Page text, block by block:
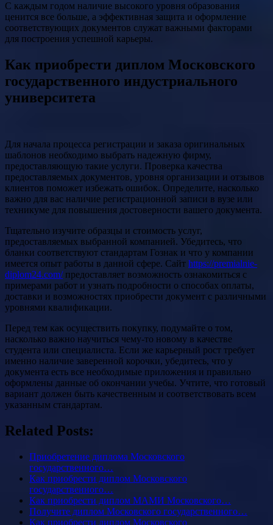
С каждым годом наличие высокого уровня образования
ценится все больше, а эффективная защита и оформление
соответствующих документов служат важными факторами
для построения успешной карьеры.
Как приобрести диплом Московского
государственного индустриального
университета
Для начала процесса регистрации и заказа оригинальных
шаблонов необходимо выбрать надежную фирму,
предоставляющую такие услуги. Проверка качества
предоставляемых документов, уровня организации и отзывов
клиентов поможет избежать ошибок. Определите, насколько
важно для вас наличие регистрационной записи в вузе или
техникуме для повышения достоверности вашего документа.
Тщательно изучите образцы и стоимость услуг,
предоставляемых выбранной компанией. Убедитесь, что
бланки соответствуют стандартам Гознак и что у компании
имеется опыт работы в данной сфере. Сайт https://premialnie-
diplom24.com/предоставляет возможность ознакомиться с
примерами работ и узнать подробности о способах оплаты,
доставки и возможностях приобрести документ с различными
уровнями квалификации.
Перед тем как осуществить покупку, подумайте о том,
насколько важно научиться чему-то новому в качестве
студента или специалиста. Если же карьерный рост требует
именно наличие заверенной корочки, убедитесь, что у
документа есть все необходимые приложения и правильно
оформлены данные об окончании учебы. Учтите, что готовый
вариант должен быть качественным и соответствовать всем
указанным стандартам.
Related Posts:
Приобретение диплома Московского
государственного…
Как приобрести диплом Московского
государственного…
Как приобрести диплом МАМИ Московского…
Получите диплом Московского государственного…
Как приобрести диплом Московского